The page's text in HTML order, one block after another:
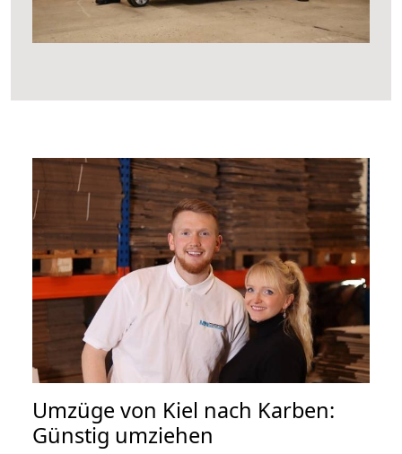
Umzüge von Kiel nach Karben:
Günstig umziehen